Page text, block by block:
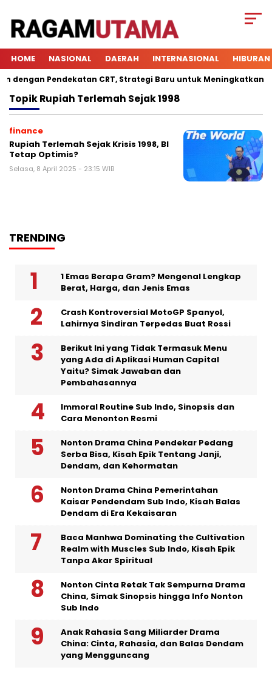
HOME NASIONAL DAERAH INTERNASIONAL HIBURAN
dengan Pendekatan CRT, Strategi Baru untuk Meningkatkan
TopikRupiah Terlemah Sejak 1998
finance
Rupiah Terlemah Sejak Krisis 1998, BI
Tetap Optimis?
Selasa, 8 April 2025 - 23:15 WIB
TRENDING
1 Emas Berapa Gram? Mengenal Lengkap
Berat, Harga, dan Jenis Emas
Crash Kontroversial MotoGP Spanyol,
Lahirnya Sindiran Terpedas Buat Rossi
Berikut Ini yang Tidak Termasuk Menu
yang Ada di Aplikasi Human Capital
Yaitu? Simak Jawaban dan
Pembahasannya
Immoral Routine Sub Indo, Sinopsis dan
Cara Menonton Resmi
Nonton Drama China Pendekar Pedang
Serba Bisa, Kisah Epik Tentang Janji,
Dendam, dan Kehormatan
Nonton Drama China Pemerintahan
Kaisar Pendendam Sub Indo, Kisah Balas
Dendam di Era Kekaisaran
Baca Manhwa Dominating the Cultivation
Realm with Muscles Sub Indo, Kisah Epik
Tanpa Akar Spiritual
Nonton Cinta Retak Tak Sempurna Drama
China, Simak Sinopsis hingga Info Nonton
Sub Indo
Anak Rahasia Sang Miliarder Drama
China: Cinta, Rahasia, dan Balas Dendam
yang Mengguncang